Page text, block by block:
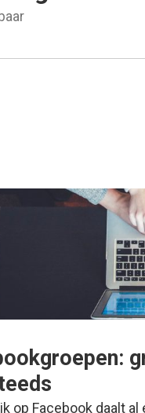
op Facebook daalt